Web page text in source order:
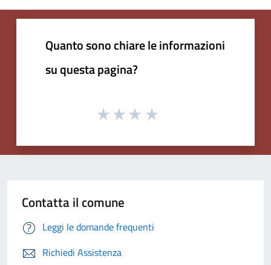
Quanto sono chiare le informazioni
su questa pagina?
Contatta il comune
Leggi le domande frequenti
Richiedi Assistenza